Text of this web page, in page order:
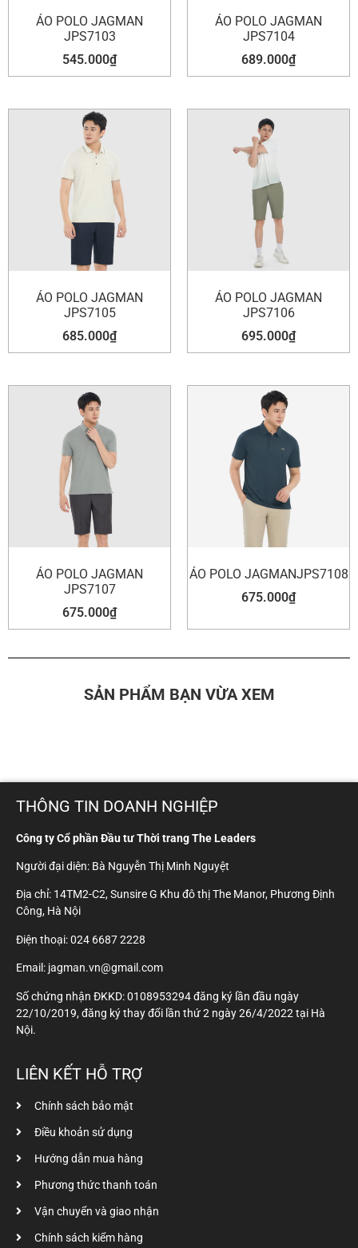
ÁO POLO JAGMAN
JPS7103
545.000₫
ÁO POLO JAGMAN
JPS7104
689.000₫
ÁO POLO JAGMAN
JPS7105
685.000₫
ÁO POLO JAGMAN
JPS7106
695.000₫
ÁO POLO JAGMAN
JPS7107
675.000₫
ÁO POLO JAGMANJPS7108
675.000₫
SẢN PHẨM BẠN VỪA XEM
THÔNG TIN DOANH NGHIỆP
Công ty Cổ phần Đầu tư Thời trang The Leaders
Người đại diện: Bà Nguyễn Thị Minh Nguyệt
Địa chỉ: 14TM2-C2, Sunsire G Khu đô thị The Manor, Phương Định
Công, Hà Nội
Điện thoại:024 6687 2228
Email: jagman.vn@gmail.com
Số chứng nhận ĐKKD: 0108953294 đăng ký lần đầu ngày
22/10/2019, đăng ký thay đổi lần thứ 2 ngày 26/4/2022 tại Hà
Nội.
LIÊN KẾT HỖ TRỢ
Chính sách bảo mật
Điều khoản sử dụng
Hướng dẫn mua hàng
Phương thức thanh toán
Vận chuyển và giao nhận
Chính sách kiểm hàng